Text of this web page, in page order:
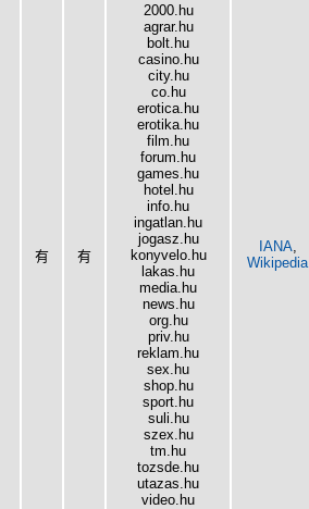
有 有
2000.hu
agrar.hu
bolt.hu
casino.hu
city.hu
co.hu
erotica.hu
erotika.hu
film.hu
forum.hu
games.hu
hotel.hu
info.hu
ingatlan.hu
jogasz.hu
konyvelo.hu
lakas.hu
media.hu
news.hu
org.hu
priv.hu
reklam.hu
sex.hu
shop.hu
sport.hu
suli.hu
szex.hu
tm.hu
tozsde.hu
utazas.hu
video.hu
IANA,
Wikipedia